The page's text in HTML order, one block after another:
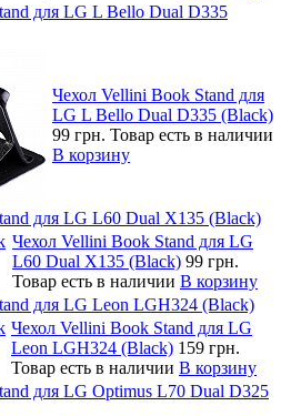
для LG L Bello Dual D335
Чехол Vellini Book Stand для
LG L Bello Dual D335 (Black)
99 грн. Товар есть в наличии
В корзину
для LG L60 Dual X135 (Black)
Чехол Vellini Book Stand для LG
L60 Dual X135 (Black) 99 грн.
Товар есть в наличии В корзину
для LG Leon LGH324 (Black)
Чехол Vellini Book Stand для LG
Leon LGH324 (Black) 159 грн.
Товар есть в наличии В корзину
для LG Optimus L70 Dual D325